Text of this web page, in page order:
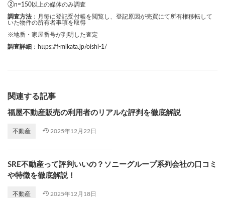
②n=150以上の媒体のみ調査
調査方法 ：月毎に登記受付帳を閲覧し、登記原因が売買にて所有権移転して
いた物件の所有者事項を取得
※地番・家屋番号が判明した査定
調査詳細 ： https://f-mikata.jp/oishi-1/
関連する記事
福屋不動産販売の利用者のリアルな評判を徹底解説
不動産 2025年12月22日
SRE不動産って評判いいの？ソニーグループ系列会社の口コミ
や特徴を徹底解説！
不動産 2025年12月18日